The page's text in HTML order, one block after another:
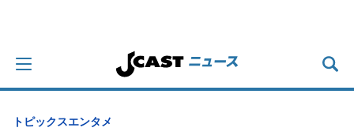
トピックスエンタメ